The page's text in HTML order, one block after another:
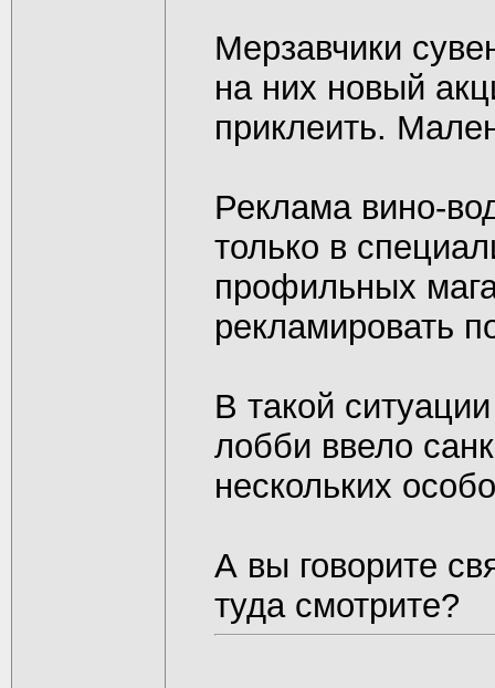
Мерзавчики
на них новый
приклеить.
Реклама вино-
только в
профильных
рекламировать
В такой
лобби ввело
нескольких
А вы говорите
туда смотрите?